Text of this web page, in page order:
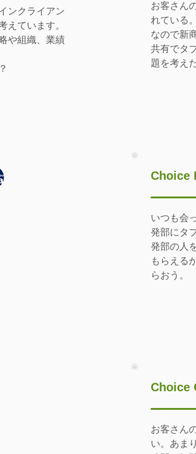
ンクライアン
えています。
や組織、業績
お客さん
れている
なので新
共有でタ
題を考えた
Choice
いつも会
発部にタ
発部の人
もらえる
らおう。
Choice
お客さん
い。あま